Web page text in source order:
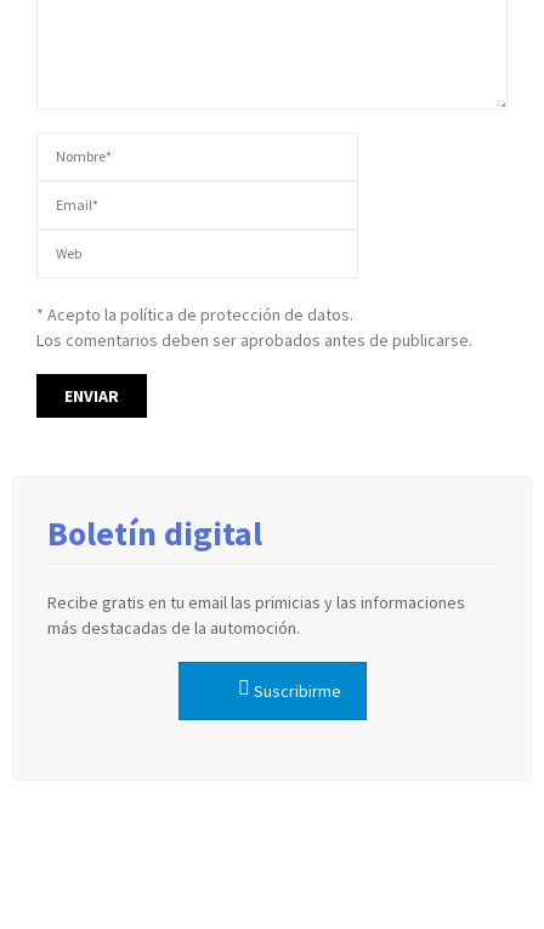
* Acepto la política de protección de datos.
Los comentarios deben ser aprobados antes de publicarse.
Boletín digital
Recibe gratis en tu email las primicias y las informaciones
más destacadas de la automoción.
Suscribirme